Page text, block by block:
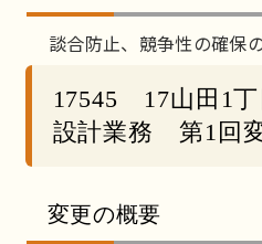
談合防止、競争性の確保
17545 17山田1
設計業務 第1回
変更の概要